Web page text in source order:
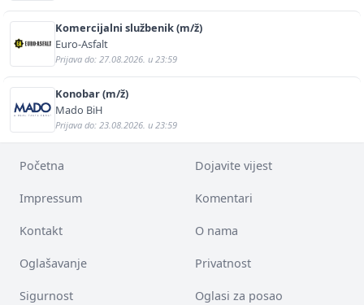
Komercijalni službenik (m/ž)
Euro-Asfalt
Prijava do: 27.08.2026. u 23:59
Konobar (m/ž)
Mado BiH
Prijava do: 23.08.2026. u 23:59
Početna Dojavite vijest
Impressum Komentari
Kontakt O nama
Oglašavanje Privatnost
Sigurnost Oglasi za posao